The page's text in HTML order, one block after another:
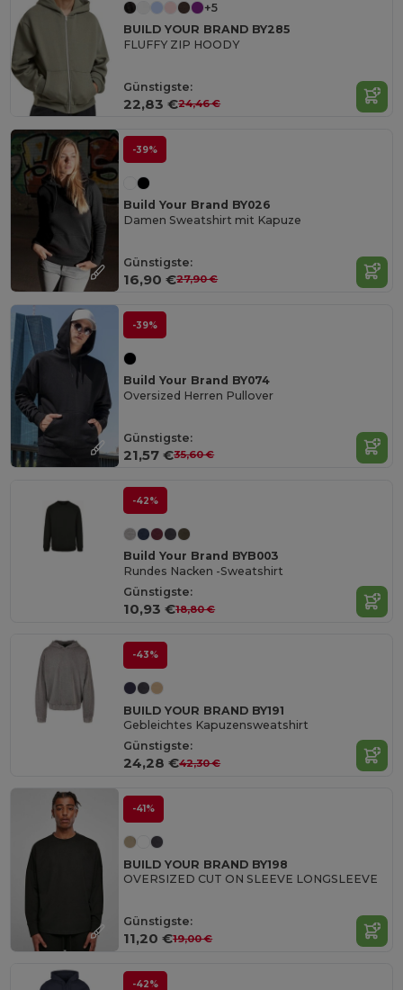
+5
BUILD YOUR BRAND BY285
FLUFFY ZIP HOODY
Günstigste:
22,83 €24,46 €
-39%
Build Your Brand BY026
Damen Sweatshirt mit Kapuze
Günstigste:
16,90 €27,90 €
-39%
Build Your Brand BY074
Oversized Herren Pullover
Günstigste:
21,57 €35,60 €
-42%
Build Your Brand BYB003
Rundes Nacken -Sweatshirt
Günstigste:
10,93 €18,80 €
-43%
BUILD YOUR BRAND BY191
Gebleichtes Kapuzensweatshirt
Günstigste:
24,28 €42,30 €
-41%
BUILD YOUR BRAND BY198
OVERSIZED CUT ON SLEEVE LONGSLEEVE
Günstigste:
11,20 €19,00 €
-42%